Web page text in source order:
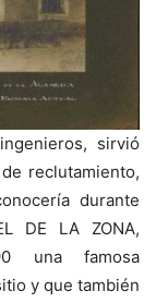
sirvió
reclutamiento,
durante
DE LA ZONA,
una famosa
y que también